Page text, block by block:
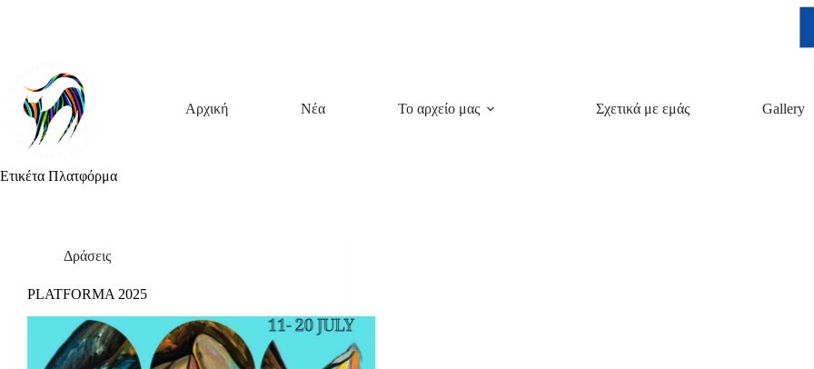
Αρχική Νέα Το αρχείο μας Σχετικά με εμάς Gallery
Ετικέτα Πλατφόρμα
Δράσεις
PLATFORMA 2025